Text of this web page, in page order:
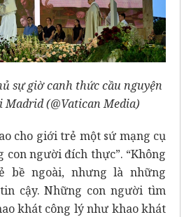
sự giờ canh thức cầu nguyện
(@Vatican Media)
cho giới trẻ một sứ mạng cụ
con người đích thực”. “Không
bề ngoài, nhưng là những
cậy. Những con người tìm
khát công lý như khao khát